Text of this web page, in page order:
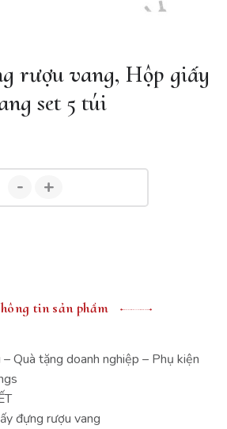
rượu vang, Hộp giấy
set 5 túi
- +
tin sản phẩm
Quà tặng doanh nghiệp – Phụ kiện
đựng rượu vang